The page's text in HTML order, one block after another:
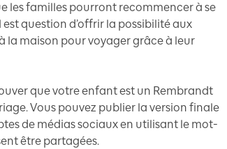
les familles pourront recommencer à se
question d’offrir la possibilité aux
la maison pour voyager grâce à leur
que votre enfant est un Rembrandt
Vous pouvez publier la version finale
de médias sociaux en utilisant le mot-
être partagées.